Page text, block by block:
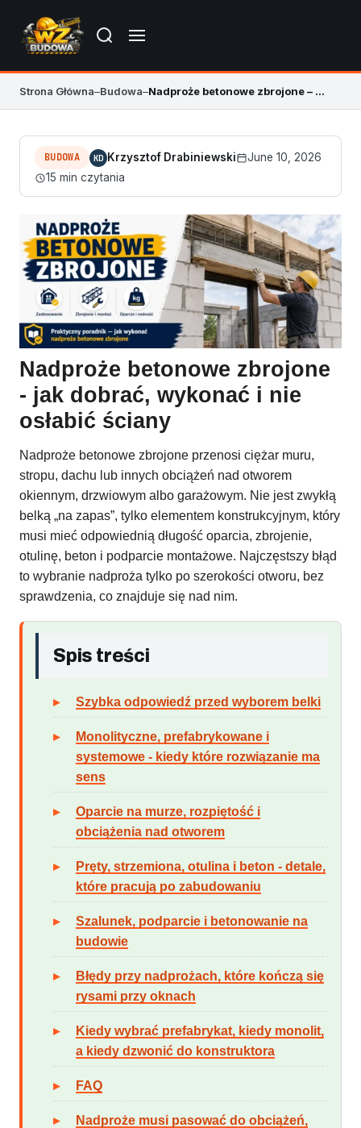
Strona Główna–Budowa– Nadproże betonowe zbrojone – dobór, zbrojenie, błędy
BUDOWA KD Krzysztof Drabiniewski
June 10, 2026
15 min czytania
Nadproże betonowe zbrojone
- jak dobrać, wykonać i nie
osłabić ściany
Nadproże betonowe zbrojone przenosi ciężar muru,
stropu, dachu lub innych obciążeń nad otworem
okiennym, drzwiowym albo garażowym. Nie jest zwykłą
belką „na zapas”, tylko elementem konstrukcyjnym, który
musi mieć odpowiednią długość oparcia, zbrojenie,
otulinę, beton i podparcie montażowe. Najczęstszy błąd
to wybranie nadproża tylko po szerokości otworu, bez
sprawdzenia, co znajduje się nad nim.
Spis treści
Szybka odpowiedź przed wyborem belki
Monolityczne, prefabrykowane i
systemowe - kiedy które rozwiązanie ma
sens
Oparcie na murze, rozpiętość i
obciążenia nad otworem
Pręty, strzemiona, otulina i beton - detale,
które pracują po zabudowaniu
Szalunek, podparcie i betonowanie na
budowie
Błędy przy nadprożach, które kończą się
rysami przy oknach
Kiedy wybrać prefabrykat, kiedy monolit,
a kiedy dzwonić do konstruktora
FAQ
Nadproże musi pasować do obciążeń,